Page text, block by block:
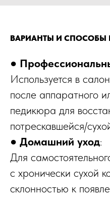
ВАРИАНТЫ И СПОСОБЫ
●
Используется в
после аппаратного
педикюра для
потрескавшейся/
● Домашний уход:
Для
с хронически сухой
склонностью к